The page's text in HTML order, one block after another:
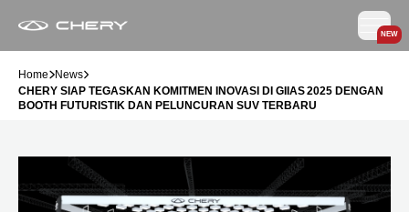
NEW
Home News
CHERY SIAP TEGASKAN KOMITMEN INOVASI DI GIIAS 2025 DENGAN
BOOTH FUTURISTIK DAN PELUNCURAN SUV TERBARU